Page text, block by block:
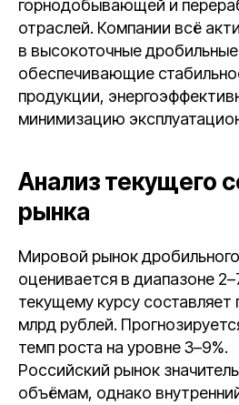
горнодобывающей и
отраслей. Компании всё
в высокоточные
обеспечивающие
продукции,
минимизацию
Анализ текущего
рынка
Мировой рынок
оценивается в диапазоне
текущему курсу
млрд рублей.
темп роста на уровне 3–9%.
Российский рынок
объёмам, однако